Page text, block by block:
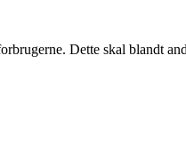
Dette skal blandt